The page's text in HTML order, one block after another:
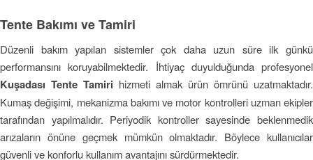
Tente Bakımı ve Tamiri
Düzenli bakım yapılan sistemler çok daha uzun süre ilk günkü
performansını koruyabilmektedir. İhtiyaç duyulduğunda profesyonel
Kuşadası Tente Tamiri hizmeti almak ürün ömrünü uzatmaktadır.
Kumaş değişimi, mekanizma bakımı ve motor kontrolleri uzman ekipler
tarafından yapılmalıdır. Periyodik kontroller sayesinde beklenmedik
arızaların önüne geçmek mümkün olmaktadır. Böylece kullanıcılar
güvenli ve konforlu kullanım avantajını sürdürmektedir.